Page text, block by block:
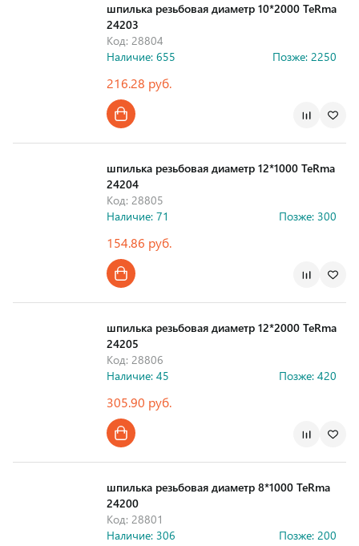
шпилька резьбовая диаметр 10*2000 TeRma
24203
Код: 28804
Наличие: 655
Позже: 2250
216.28 руб.
шпилька резьбовая диаметр 12*1000 TeRma
24204
Код: 28805
Наличие: 71
Позже: 300
154.86 руб.
шпилька резьбовая диаметр 12*2000 TeRma
24205
Код: 28806
Наличие: 45
Позже: 420
305.90 руб.
шпилька резьбовая диаметр 8*1000 TeRma
24200
Код: 28801
Наличие: 306
Позже: 200